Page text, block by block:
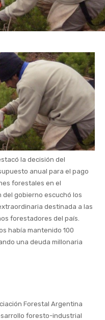
la decisión del
anual para el pago
forestales en el
del gobierno escuchó los
destinada a las
forestadores del país.
había mantenido 100
una deuda millonaria
Forestal Argentina
foresto-industrial